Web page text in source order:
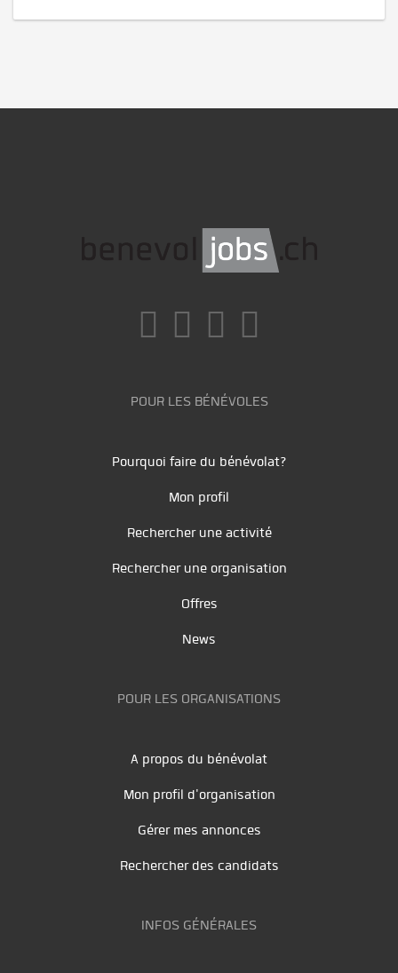
POUR LES BÉNÉVOLES
Pourquoi faire du bénévolat?
Mon profil
Rechercher une activité
Rechercher une organisation
Offres
News
POUR LES ORGANISATIONS
A propos du bénévolat
Mon profil d'organisation
Gérer mes annonces
Rechercher des candidats
INFOS GÉNÉRALES